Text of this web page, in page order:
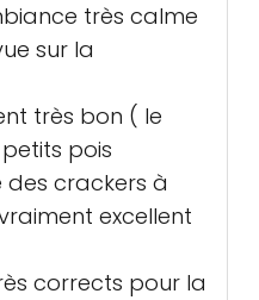
très calme
sur la
très bon ( le
pois
crackers à
excellent
corrects pour la